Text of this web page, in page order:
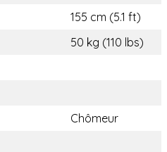
155 cm (5.1 ft)
50 kg (110 lbs)
Chômeur